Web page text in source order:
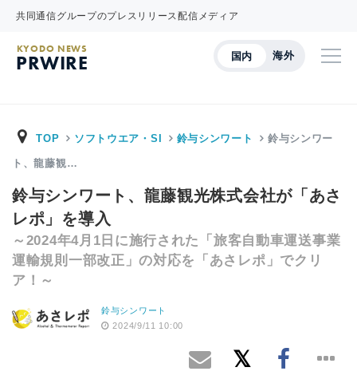
共同通信グループのプレスリリース配信メディア
国内 海外
KYODO NEWS
PRWIRE
TOP ソフトウエア・SI 鈴与シンワート 鈴与シンワー
ト、龍藤観…
鈴与シンワート、龍藤観光株式会社が「あさ
レポ」を導入
～2024年4月1日に施行された「旅客自動車運送事業
運輸規則一部改正」の対応を「あさレポ」でクリ
ア！～
鈴与シンワート
2024/9/11 10:00